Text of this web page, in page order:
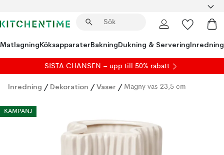
MatlagningKöksapparaterBakningDukning & ServeringInredning
SISTA CHANSEN – upp till 50% rabatt
Inredning / Dekoration / Vaser / Magny vas 23,5 cm
KAMPANJ